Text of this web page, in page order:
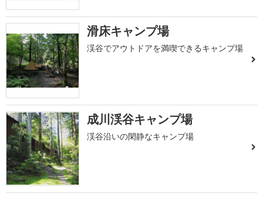
滑床キャンプ場
渓谷でアウトドアを満喫できるキャンプ場
成川渓谷キャンプ場
渓谷沿いの閑静なキャンプ場